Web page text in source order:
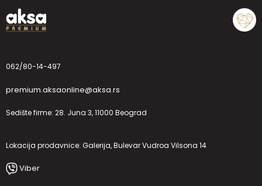
062/80-14-497
premium.aksaonline@aksa.rs
Sedište firme: 28. Juna 3, 11000 Beograd
Lokacija prodavnice: Galerija, Bulevar Vudroa Vilsona 14
Viber